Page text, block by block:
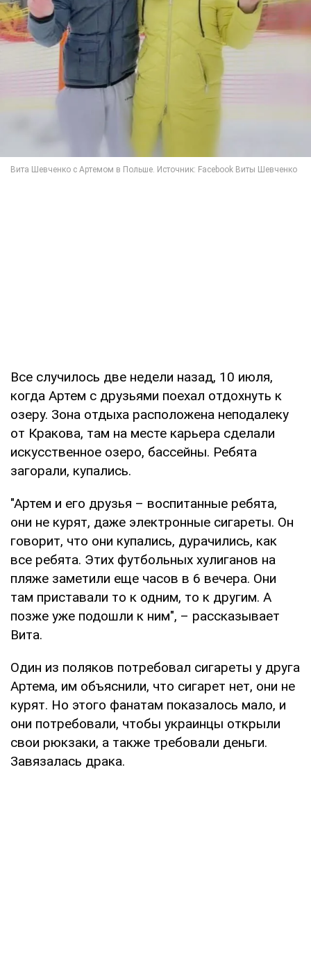
Все случилось две недели назад, 10 июля,
когда Артем с друзьями поехал отдохнуть к
озеру. Зона отдыха расположена неподалеку
от Кракова, там на месте карьера сделали
искусственное озеро, бассейны. Ребята
загорали, купались.
"Артем и его друзья – воспитанные ребята,
они не курят, даже электронные сигареты. Он
говорит, что они купались, дурачились, как
все ребята. Этих футбольных хулиганов на
пляже заметили еще часов в 6 вечера. Они
там приставали то к одним, то к другим. А
позже уже подошли к ним", – рассказывает
Вита.
Один из поляков потребовал сигареты у друга
Артема, им объяснили, что сигарет нет, они не
курят. Но этого фанатам показалось мало, и
они потребовали, чтобы украинцы открыли
свои рюкзаки, а также требовали деньги.
Завязалась драка.